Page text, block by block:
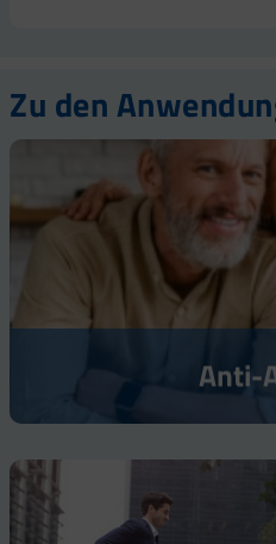
Zu den
Anti-